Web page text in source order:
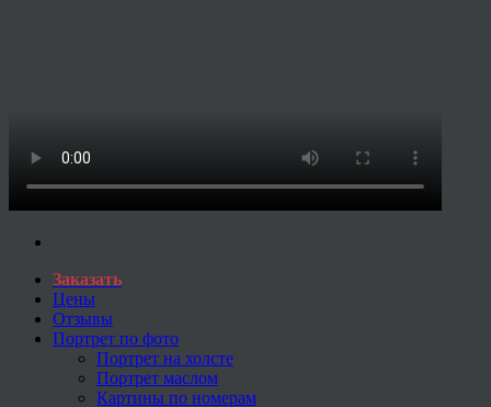
Заказать
Цены
Отзывы
Портрет по фото
Портрет на холсте
Портрет маслом
Картины по номерам